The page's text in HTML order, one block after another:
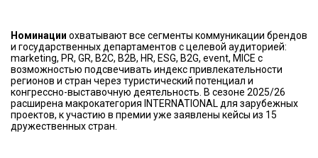
Номинации охватывают все сегменты коммуникации брендов
и государственных департаментов с целевой аудиторией:
marketing, PR, GR, B2C, B2B, HR, ESG, B2G, event, MICE с
возможностью подсвечивать индекс привлекательности
регионов и стран через туристический потенциал и
конгрессно-выставочную деятельность. В сезоне 2025/26
расширена макрокатегория INTERNATIONAL для зарубежных
проектов, к участию в премии уже заявлены кейсы из 15
дружественных стран.